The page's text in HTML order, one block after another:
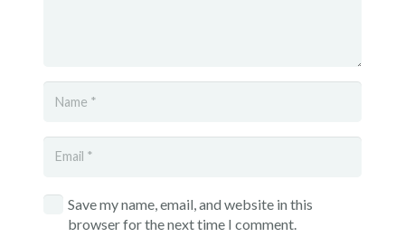
Save my name, email, and website in this
browser for the next time I comment.